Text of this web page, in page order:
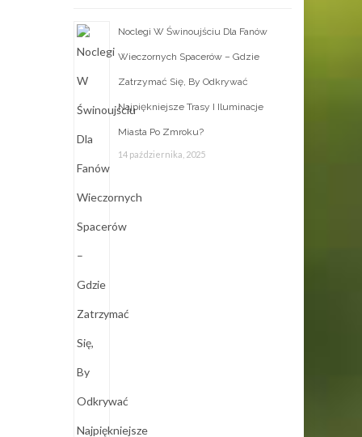
Noclegi W Świnoujściu Dla Fanów
Wieczornych Spacerów – Gdzie
Zatrzymać Się, By Odkrywać
Najpiękniejsze Trasy I Iluminacje
Miasta Po Zmroku?
14 października, 2025